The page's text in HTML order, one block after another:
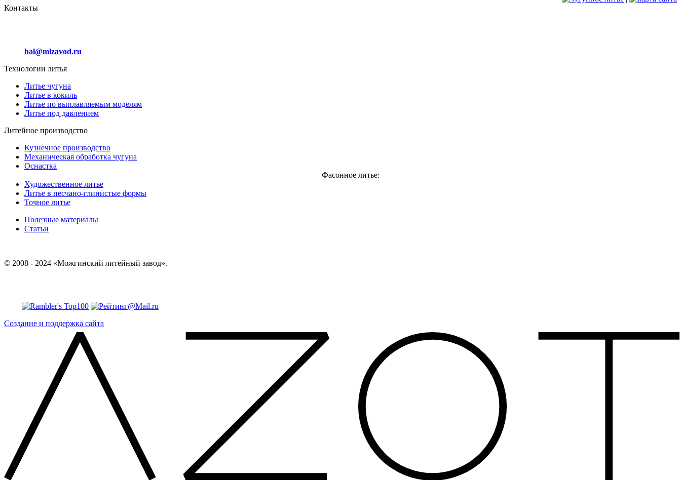
Контакты
bal@mlzavod.ru
Технологии литья
Литье чугуна
Литье в кокиль
Литье по выплавляемым моделям
Литье под давлением
Литейное производство
Кузнечное производство
Механическая обработка чугуна
Оснастка
Фасонное литье:
Художественное литье
Литье в песчано-глинистые формы
Точное литье
Полезные материалы
Статьи
© 2008 - 2024 «Можгинский литейный завод».
Создание и поддержка сайта